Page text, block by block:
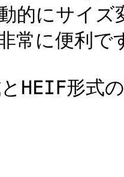
的にサイズ
常に便利で
HEIF形式